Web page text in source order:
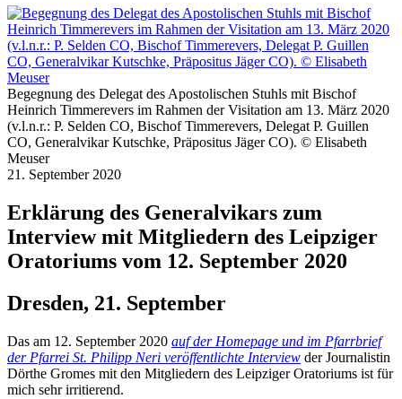
Begegnung des Delegat des Apostolischen Stuhls mit Bischof
Heinrich Timmerevers im Rahmen der Visitation am 13. März 2020
(v.l.n.r.: P. Selden CO, Bischof Timmerevers, Delegat P. Guillen
CO, Generalvikar Kutschke, Präpositus Jäger CO). © Elisabeth
Meuser
21. September 2020
Erklärung des Generalvikars zum
Interview mit Mitgliedern des Leipziger
Oratoriums vom 12. September 2020
Dresden, 21. September
Das am 12. September 2020 auf der Homepage und im Pfarrbrief
der Pfarrei St. Philipp Neri veröffentlichte Interview der Journalistin
Dörthe Gromes mit den Mitgliedern des Leipziger Oratoriums ist für
mich sehr irritierend.